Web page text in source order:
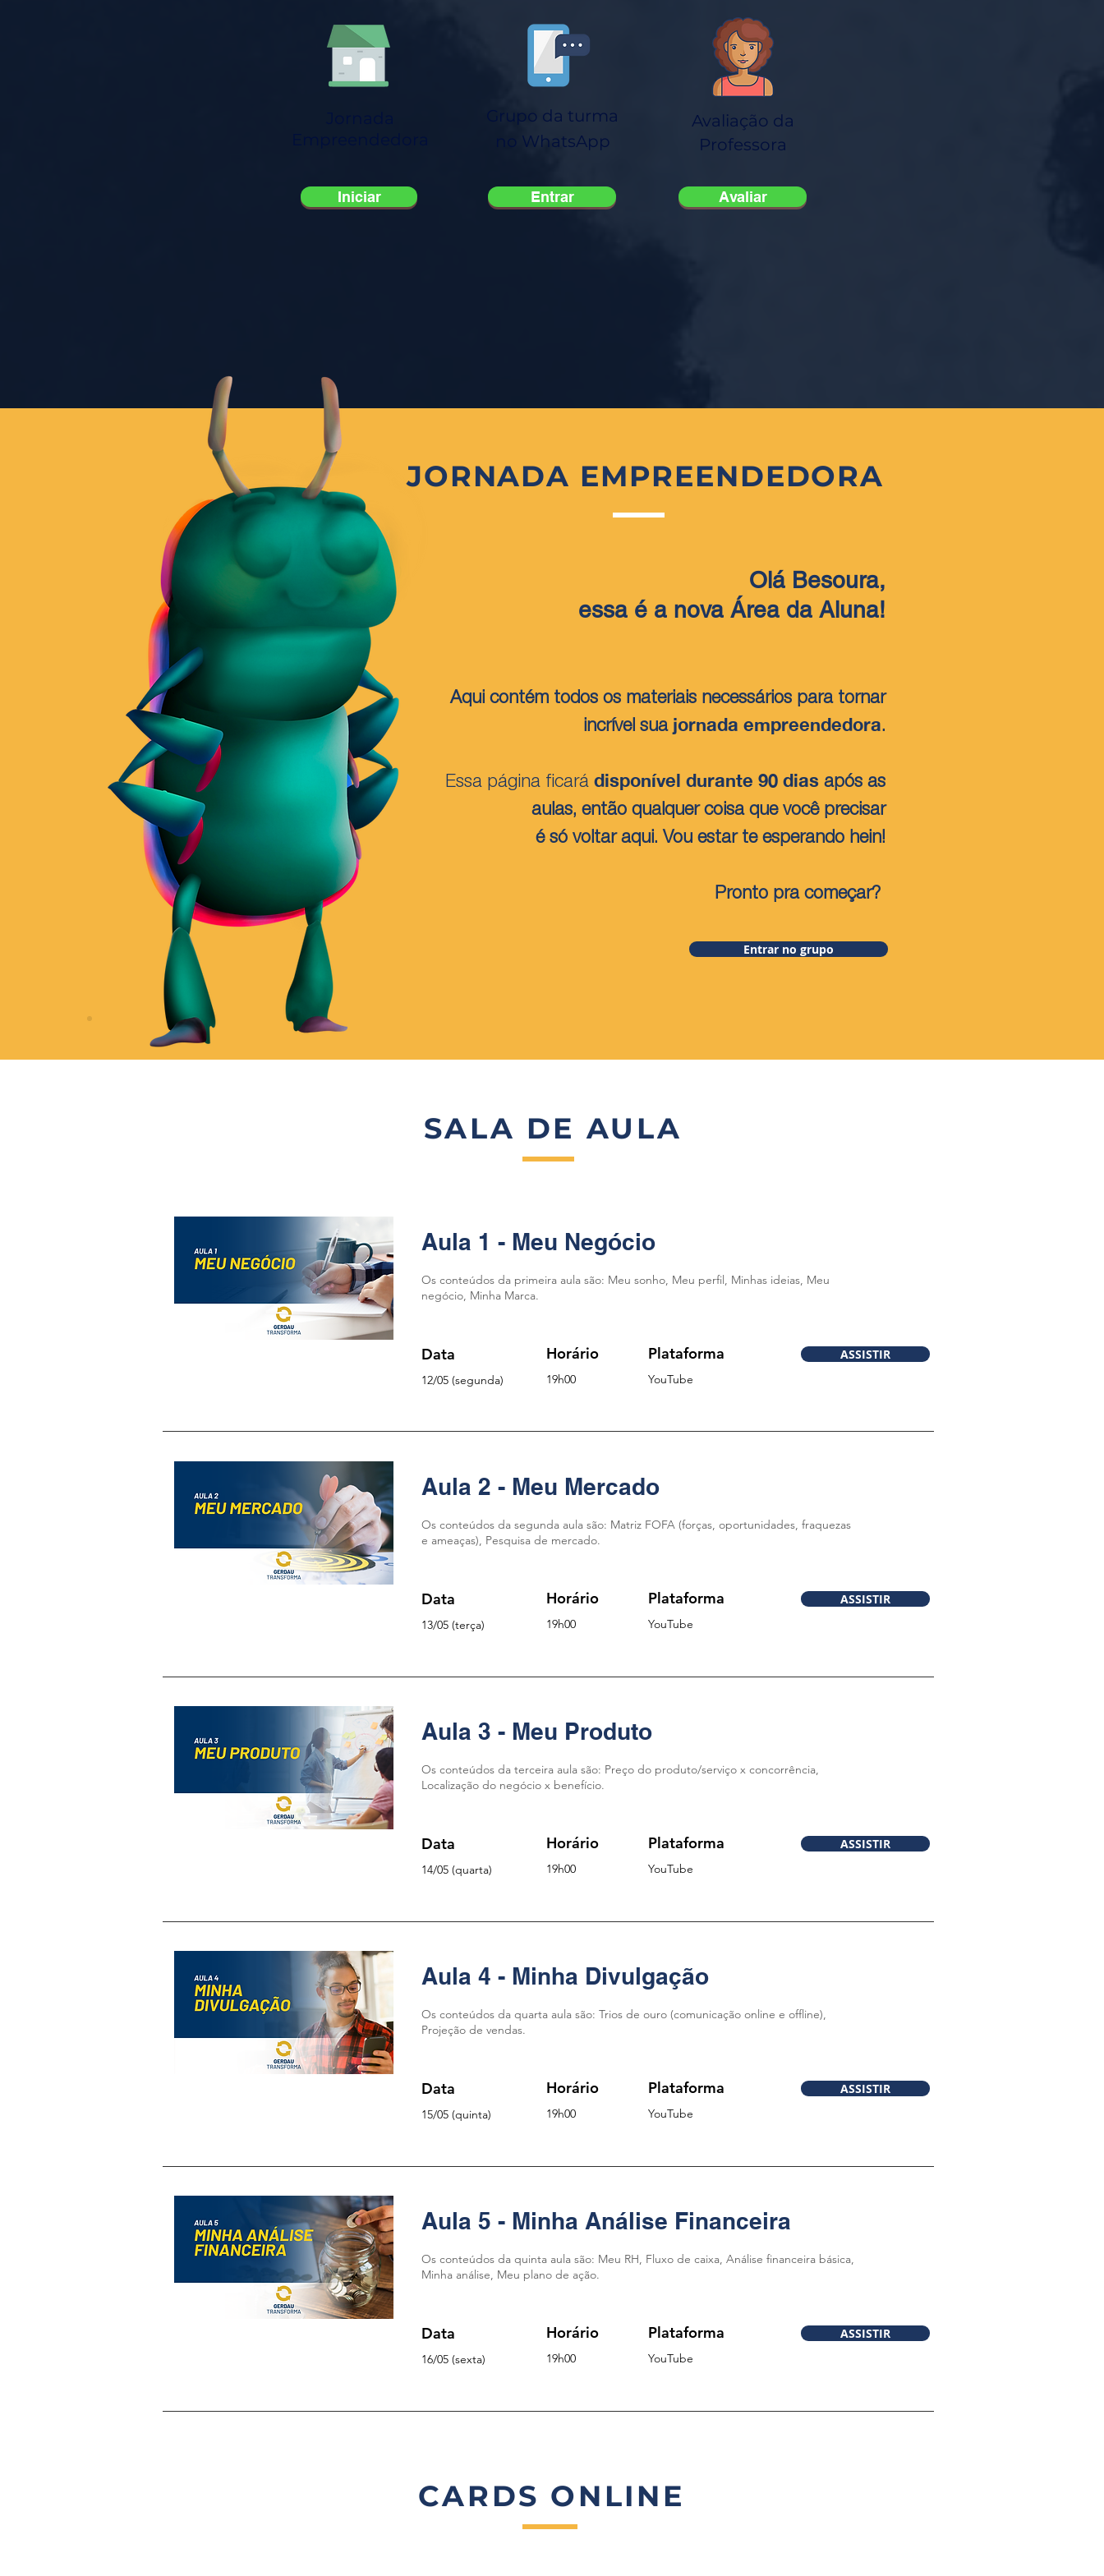
Iniciar
Grupo da turma
no WhatsApp
Entrar
Avaliação da
Professora
Avaliar
SALA DE AULA
JORNADA EMPREENDEDORA
Olá Besoura,
essa é a nova Área da Aluna!
Aqui contém todos os materiais necessários para tornar
incrível sua jornada empreendedora.
Essa página ficará disponível durante 90 dias após as
aulas, então qualquer coisa que você precisar
é só voltar aqui. Vou estar te esperando hein!
Pronto pra começar?
Entrar no grupo
Aula 1 - Meu Negócio
Os conteúdos da primeira aula são: Meu sonho, Meu perfil, Minhas ideias, Meu
negócio, Minha Marca.
Data
12/05 (segunda)
Horário
19h00
Plataforma
YouTube
ASSISTIR
Aula 2 - Meu Mercado
Os conteúdos da segunda aula são: Matriz FOFA (forças, oportunidades, fraquezas
e ameaças), Pesquisa de mercado.
Data
13/05 (terça)
Horário
19h00
Plataforma
YouTube
ASSISTIR
Aula 3 - Meu Produto
Os conteúdos da terceira aula são: Preço do produto/serviço x concorrência,
Localização do negócio x benefício.
Data
14/05 (quarta)
Horário
19h00
Plataforma
YouTube
ASSISTIR
Aula 4 - Minha Divulgação
Os conteúdos da quarta aula são: Trios de ouro (comunicação online e offline),
Projeção de vendas.
Data
15/05 (quinta)
Horário
19h00
Plataforma
YouTube
ASSISTIR
Aula 5 - Minha Análise Financeira
Os conteúdos da quinta aula são: Meu RH, Fluxo de caixa, Análise financeira básica,
Minha análise, Meu plano de ação.
Data
16/05 (sexta)
Horário
19h00
Plataforma
YouTube
ASSISTIR
CARDS ONLINE